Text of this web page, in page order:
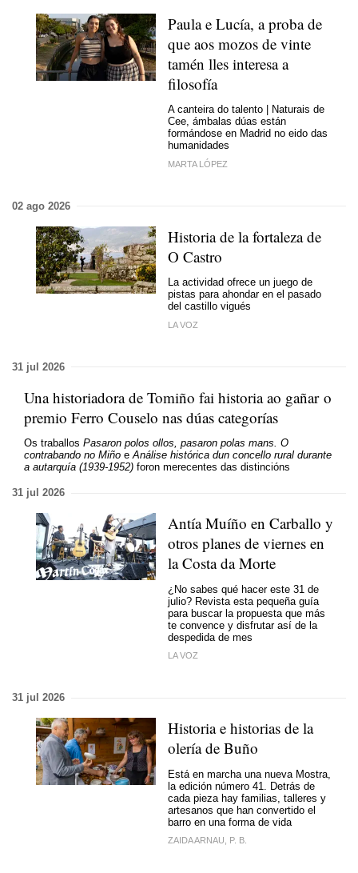
Paula e Lucía, a proba de
que aos mozos de vinte
tamén lles interesa a
filosofía
A canteira do talento | Naturais de
Cee, ámbalas dúas están
formándose en Madrid no eido das
humanidades
MARTA LÓPEZ
02 ago 2026
Historia de la fortaleza de
O Castro
La actividad ofrece un juego de
pistas para ahondar en el pasado
del castillo vigués
LA VOZ
31 jul 2026
Una historiadora de Tomiño fai historia ao gañar o
premio Ferro Couselo nas dúas categorías
Os traballos Pasaron polos ollos, pasaron polas mans. O
contrabando no Miño eAnálise histórica dun concello rural durante
a autarquía (1939-1952) foron merecentes das distincións
31 jul 2026
Antía Muíño en Carballo y
otros planes de viernes en
la Costa da Morte
¿No sabes qué hacer este 31 de
julio? Revista esta pequeña guía
para buscar la propuesta que más
te convence y disfrutar así de la
despedida de mes
LA VOZ
31 jul 2026
Historia e historias de la
olería de Buño
Está en marcha una nueva Mostra,
la edición número 41. Detrás de
cada pieza hay familias, talleres y
artesanos que han convertido el
barro en una forma de vida
ZAIDA ARNAU, P. B.